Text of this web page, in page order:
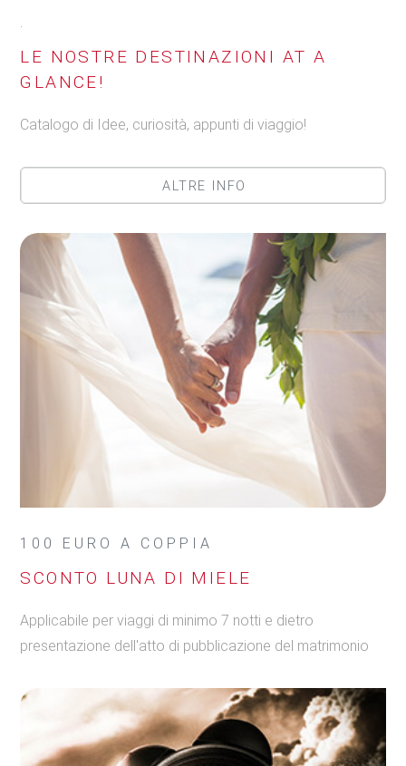
.
LE NOSTRE DESTINAZIONI AT A
GLANCE!
Catalogo di Idee, curiosità, appunti di viaggio!
ALTRE INFO
100 EURO A COPPIA
SCONTO LUNA DI MIELE
Applicabile per viaggi di minimo 7 notti e dietro
presentazione dell'atto di pubblicazione del matrimonio